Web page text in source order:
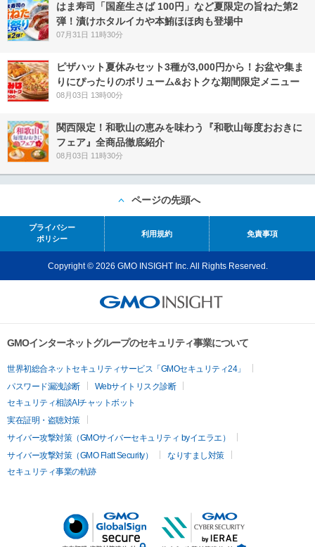
はま寿司「国産生さば 100円」など夏限定の旨ねた第2
弾！漬けホタルイカや本鮪ほほ肉も登場中
07月31日 11時30分
ピザハット夏休みセット3種が3,000円から！お盆や集ま
りにぴったりのボリューム&おトクな期間限定メニュー
08月03日 13時00分
関西限定！和歌山の恵みを味わう『和歌山毎度おおきに
フェア』全商品徹底紹介
08月03日 11時30分
ページの先頭へ
プライバシー
ポリシー
利用規約 免責事項
Copyright © 2026 GMO INSIGHT Inc. All Rights Reserved.
GMOインターネットグループのセキュリティ事業について
世界初総合ネットセキュリティサービス「GMOセキュリティ24」
パスワード漏洩診断
Webサイトリスク診断
セキュリティ相談AIチャットボット
実在証明・盗聴対策
サイバー攻撃対策（GMOサイバーセキュリティ byイエラエ）
サイバー攻撃対策（GMO Flatt Security）
なりすまし対策
セキュリティ事業の軌跡